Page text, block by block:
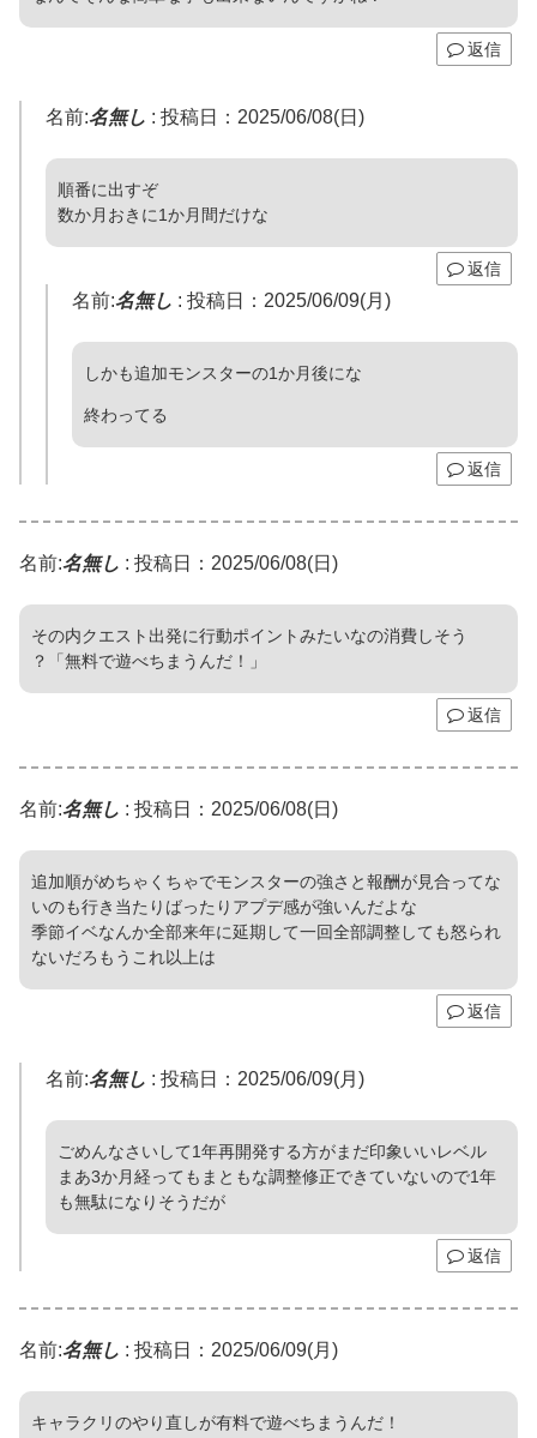
返信
名前:名無し : 投稿日：2025/06/08(日)
順番に出すぞ
数か月おきに1か月間だけな
返信
名前:名無し : 投稿日：2025/06/09(月)
しかも追加モンスターの1か月後にな
終わってる
返信
名前:名無し : 投稿日：2025/06/08(日)
その内クエスト出発に行動ポイントみたいなの消費しそう
？「無料で遊べちまうんだ！」
返信
名前:名無し : 投稿日：2025/06/08(日)
追加順がめちゃくちゃでモンスターの強さと報酬が見合ってな
いのも行き当たりばったりアプデ感が強いんだよな
季節イベなんか全部来年に延期して一回全部調整しても怒られ
ないだろもうこれ以上は
返信
名前:名無し : 投稿日：2025/06/09(月)
ごめんなさいして1年再開発する方がまだ印象いいレベル
まあ3か月経ってもまともな調整修正できていないので1年
も無駄になりそうだが
返信
名前:名無し : 投稿日：2025/06/09(月)
キャラクリのやり直しが有料で遊べちまうんだ！